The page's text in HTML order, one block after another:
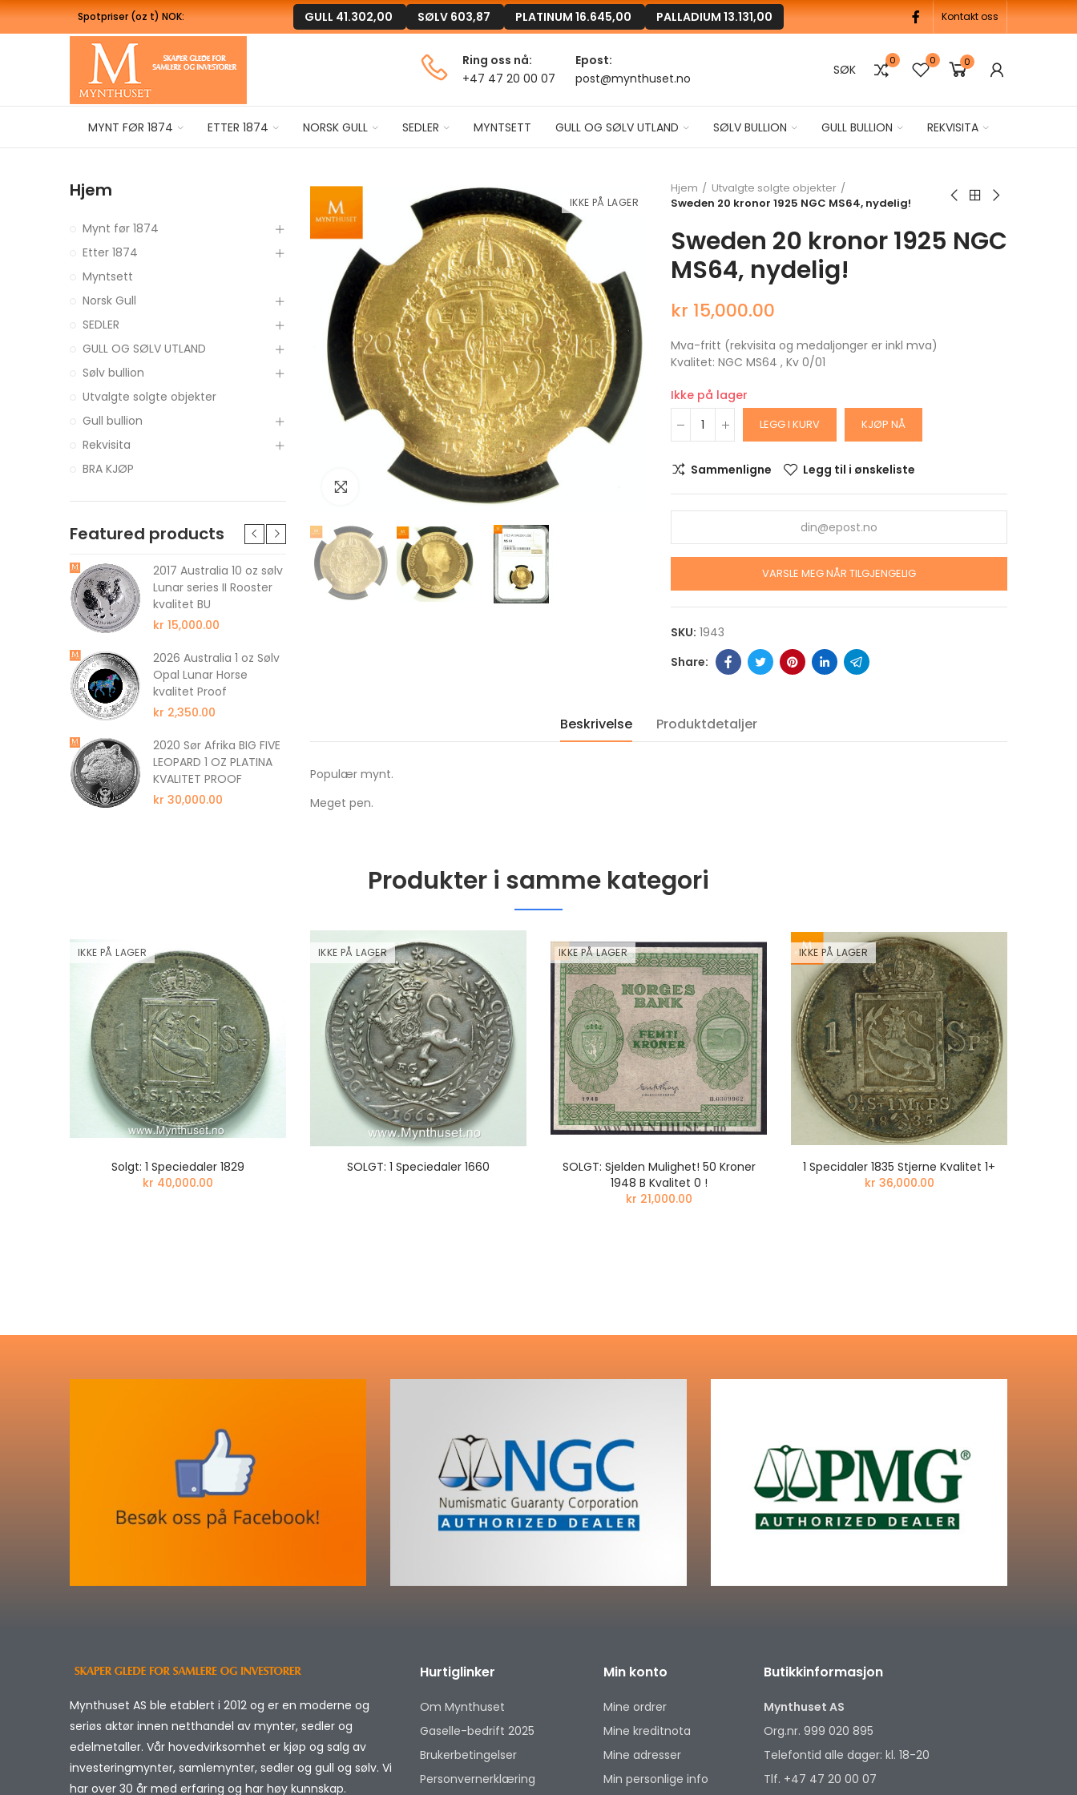
Spotpriser (oz t) NOK: Kontakt oss
Ring oss nå:
+47 47 20 00 07
Epost:
post@mynthuset.no
SØK
0 0 0
MYNT FØR 1874 ETTER 1874 NORSK GULL SEDLER MYNTSETT GULL OG SØLV UTLAND SØLV BULLION GULL BULLION REKVISITA
GULL 41.302,00 SØLV 603,87 PLATINUM 16.645,00 PALLADIUM 13.131,00
IKKE PÅ LAGER
Klikk for å forstørre
Hjem
Utvalgte solgte objekter
Sweden 20 kronor 1925 NGC MS64, nydelig!
Sweden 20 kronor 1925 NGC
MS64, nydelig!
kr 15,000.00
Mva-fritt (rekvisita og medaljonger er inkl mva)
Kvalitet: NGC MS64 , Kv 0/01
Ikke på lager
LEGG I KURV KJØP NÅ
Sammenligne Legg til i ønskeliste
VARSLE MEG NÅR TILGJENGELIG
SKU: 1943
Beskrivelse Produktdetaljer
Populær mynt.
Meget pen.
Hjem
Mynt før 1874
Etter 1874
Myntsett
Norsk Gull
SEDLER
GULL OG SØLV UTLAND
Sølv bullion
Utvalgte solgte objekter
Gull bullion
Rekvisita
BRA KJØP
Featured products
2017 Australia 10 oz sølv
Lunar series II Rooster
kvalitet BU
kr 15,000.00
2026 Australia 1 oz Sølv
Opal Lunar Horse
kvalitet Proof
kr 2,350.00
2020 Sør Afrika BIG FIVE
LEOPARD 1 OZ PLATINA
KVALITET PROOF
kr 30,000.00
2026 Canada MAPLE
LEAF 1/10 OZ GULL
KVALITET BU
2026 Serbia 1 oz Silver
Medicine BU i Kapsel
Lunar series II Rooster
kvalitet BU
kr 15,000.00
2026 Australia 1 oz Sølv
2020 Sør Afrika BIG FIVE
Produkter i samme kategori
IKKE PÅ LAGER
Solgt: 1 Speciedaler 1829
kr 40,000.00
IKKE PÅ LAGER
SOLGT: 1 Speciedaler 1660
IKKE PÅ LAGER
SOLGT: Sjelden Mulighet! 50 Kroner
1948 B Kvalitet 0 !
kr 21,000.00
IKKE PÅ LAGER
1 Specidaler 1835 Stjerne Kvalitet 1+
kr 36,000.00
Mynthuset AS ble etablert i 2012 og er en moderne og
seriøs aktør innen netthandel av mynter, sedler og
edelmetaller. Vår hovedvirksomhet er kjøp og salg av
investeringmynter, samlemynter, sedler og gull og sølv. Vi
har over 30 år med erfaring og har høy kunnskap.
Hurtiglinker
Om Mynthuset
Gaselle-bedrift 2025
Brukerbetingelser
Personvernerklæring
Min konto
Mine ordrer
Mine kreditnota
Mine adresser
Min personlige info
Butikkinformasjon
Mynthuset AS
Org.nr. 999 020 895
Telefontid alle dager: kl. 18-20
Tlf. +47 47 20 00 07